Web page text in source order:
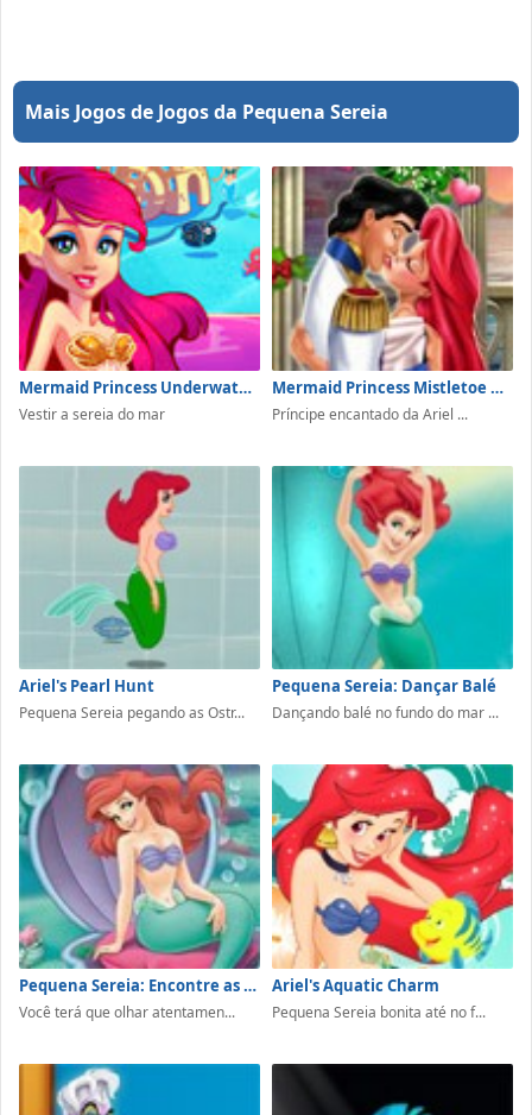
Mais Jogos de Jogos da Pequena Sereia
Mermaid Princess Underwater Games
Vestir a sereia do mar
Mermaid Princess Mistletoe Kiss
Príncipe encantado da Ariel ...
Ariel's Pearl Hunt
Pequena Sereia pegando as Ostr...
Pequena Sereia: Dançar Balé
Dançando balé no fundo do mar ...
Pequena Sereia: Encontre as Diferenças
Você terá que olhar atentamen...
Ariel's Aquatic Charm
Pequena Sereia bonita até no f...